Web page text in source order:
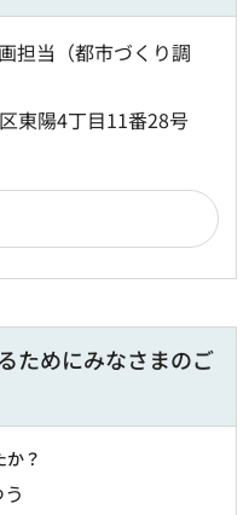
担当（都市づくり調
東陽4丁目11番28号
ためにみなさまのご
？